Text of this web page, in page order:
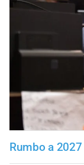
Rumbo a 2027